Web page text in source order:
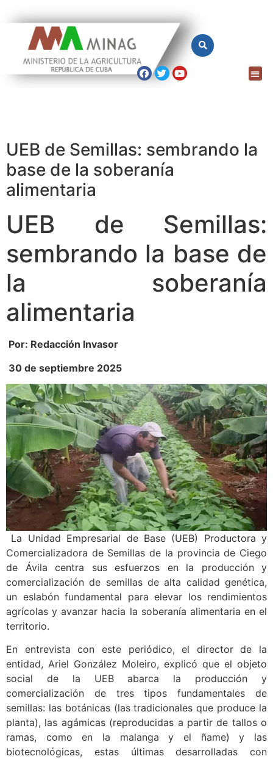
UEB de Semillas: sembrando la
base de la soberanía
alimentaria
UEB de Semillas:
sembrando la base de
la soberanía
alimentaria
Por: Redacción Invasor
30 de septiembre 2025
La Unidad Empresarial de Base (UEB) Productora y
Comercializadora de Semillas de la provincia de Ciego
de Ávila centra sus esfuerzos en la producción y
comercialización de semillas de alta calidad genética,
un eslabón fundamental para elevar los rendimientos
agrícolas y avanzar hacia la soberanía alimentaria en el
territorio.
En entrevista con este periódico, el director de la
entidad, Ariel González Moleiro, explicó que el objeto
social de la UEB abarca la producción y
comercialización de tres tipos fundamentales de
semillas: las botánicas (las tradicionales que produce la
planta), las agámicas (reproducidas a partir de tallos o
ramas, como en la malanga y el ñame) y las
biotecnológicas, estas últimas desarrolladas con